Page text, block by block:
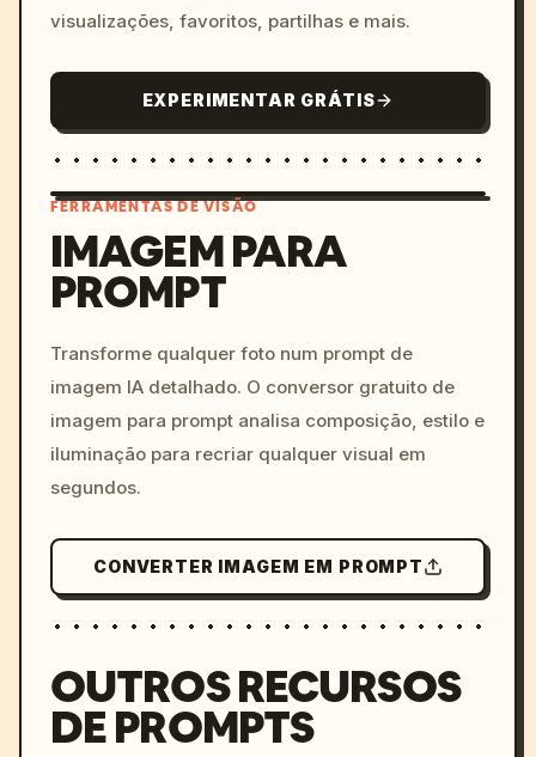
visualizações, favoritos, partilhas e mais.
EXPERIMENTAR GRÁTIS
colors, 8k --v 6.0
FERRAMENTAS DE VISÃO
IMAGEM PARA
PROMPT
Transforme qualquer foto num prompt de
imagem IA detalhado. O conversor gratuito de
imagem para prompt analisa composição, estilo e
iluminação para recriar qualquer visual em
segundos.
CONVERTER IMAGEM EM PROMPT
OUTROS RECURSOS
DE PROMPTS